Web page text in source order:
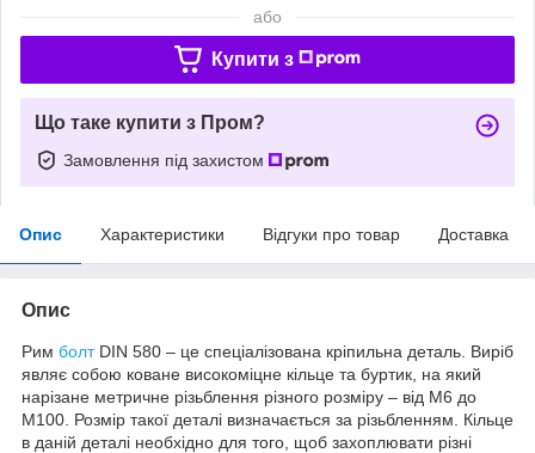
або
Купити з
Що таке купити з Пром?
Замовлення під захистом
Опис Характеристики Відгуки про товар Доставка
Опис
Рим болтDIN 580 – це спеціалізована кріпильна деталь. Виріб
являє собою коване високоміцне кільце та буртик, на який
нарізане метричне різьблення різного розміру – від М6 до
М100. Розмір такої деталі визначається за різьбленням. Кільце
в даній деталі необхідно для того, щоб захоплювати різні